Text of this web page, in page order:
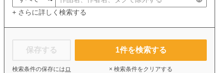
+ さらに詳しく検索する
保存する
検索条件の保存には ロ
1件を検索する
× 検索条件をクリアする